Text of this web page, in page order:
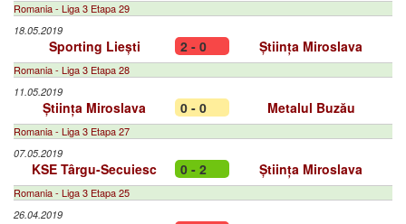
Romania - Liga 3 Etapa 29
18.05.2019
Sporting Liești 2 - 0 Știința Miroslava
Romania - Liga 3 Etapa 28
11.05.2019
Știința Miroslava 0 - 0 Metalul Buzău
Romania - Liga 3 Etapa 27
07.05.2019
KSE Târgu-Secuiesc 0 - 2 Știința Miroslava
Romania - Liga 3 Etapa 25
26.04.2019